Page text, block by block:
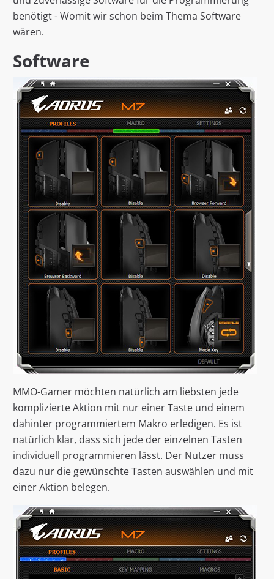
benötigt - Womit wir schon beim Thema Software
wären.
Software
MMO-Gamer möchten natürlich am liebsten jede
komplizierte Aktion mit nur einer Taste und einem
dahinter programmiertem Makro erledigen. Es ist
natürlich klar, dass sich jede der einzelnen Tasten
individuell programmieren lässt. Der Nutzer muss
dazu nur die gewünschte Tasten auswählen und mit
einer Aktion belegen.